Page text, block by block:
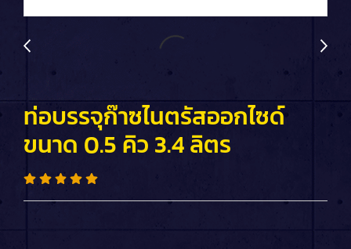
ท่อบรรจุก๊าซไนตรัสออกไซด์
ขนาด 0.5 คิว 3.4 ลิตร